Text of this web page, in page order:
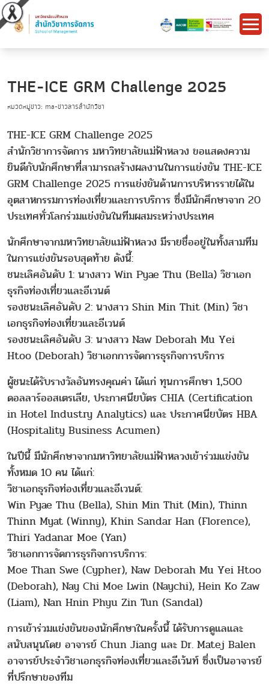
THE-ICE GRM Challenge 2025
หมวดหมู่ข่าว: ma-ข่าวสารสำนักวิชา
THE-ICE GRM Challenge 2025
สำนักวิชาการจัดการ มหาวิทยาลัยแม่ฟ้าหลวง ขอแสดงความ
ยินดีกับนักศึกษาที่สามารถสร้างผลงานในการแข่งขัน THE-ICE
GRM Challenge 2025 การแข่งขันด้านการบริหารรายได้ใน
อุตสาหกรรมการท่องเที่ยวและการบริการ ซึ่งมีนักศึกษาจาก 20
ประเทศทั่วโลกร่วมแข่งขันในทีมผสมระหว่างประเทศ
นักศึกษาจากมหาวิทยาลัยแม่ฟ้าหลวง มีรายชื่ออยู่ในทั้งสามทีม
ในการแข่งขันรอบสุดท้าย ดังนี้:
ชนะเลิศอันดับ 1: นางสาว Win Pyae Thu (Bella) วิชาเอก
ธุรกิจท่องเที่ยวและอีเวนต์
รองชนะเลิศอันดับ 2: นางสาว Shin Min Thit (Min) วิชา
เอกธุรกิจท่องเที่ยวและอีเวนต์
รองชนะเลิศอันดับ 3: นางสาว Naw Deborah Mu Yei
Htoo (Deborah) วิชาเอกการจัดการธุรกิจการบริการ
ผู้ชนะได้รับรางวัลอันทรงคุณค่า ได้แก่ ทุนการศึกษา 1,500
ดอลลาร์ออสเตรเลีย, ประกาศนียบัตร CHIA (Certification
in Hotel Industry Analytics) และ ประกาศนียบัตร HBA
(Hospitality Business Acumen)
ในปีนี้ มีนักศึกษาจากมหาวิทยาลัยแม่ฟ้าหลวงเข้าร่วมแข่งขัน
ทั้งหมด 10 คน ได้แก่:
วิชาเอกธุรกิจท่องเที่ยวและอีเวนต์:
Win Pyae Thu (Bella), Shin Min Thit (Min), Thinn
Thinn Myat (Winny), Khin Sandar Han (Florence),
Thiri Yadanar Moe (Yan)
วิชาเอกการจัดการธุรกิจการบริการ:
Moe Than Swe (Cypher), Naw Deborah Mu Yei Htoo
(Deborah), Nay Chi Moe Lwin (Naychi), Hein Ko Zaw
(Liam), Nan Hnin Phyu Zin Tun (Sandal)
การเข้าร่วมแข่งขันของนักศึกษาในครั้งนี้ ได้รับการดูแลและ
สนับสนุนโดย อาจารย์ Chun Jiang และ Dr. Matej Balen
อาจารย์ประจำวิชาเอกธุรกิจท่องเที่ยวและอีเว้นท์ ซึ่งเป็นอาจารย์
ที่ปรึกษาของทีม